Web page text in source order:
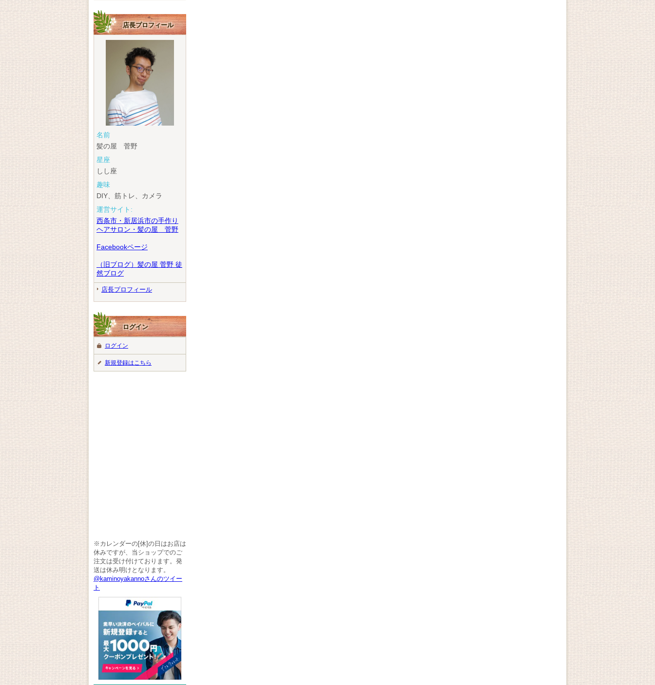
店長プロフィール
名前
髪の屋 菅野
星座
しし座
趣味
DIY、筋トレ、カメラ
運営サイト:
西条市・新居浜市の手作り
ヘアサロン・髪の屋 菅野
Facebookページ
（旧ブログ）髪の屋 菅野 徒
然ブログ
店長プロフィール
ログイン
ログイン
新規登録はこちら
※カレンダーの[休]の日はお店は
休みですが、当ショップでのご
注文は受け付けております。発
送は休み明けとなります。
@kaminoyakannoさんのツイー
ト